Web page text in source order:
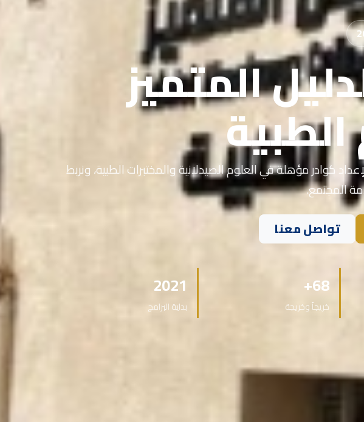
المتميز
كوادر مؤهلة في العلوم الصيدلانية والمختبرات الطبية، ونربط
المجتمع.
تواصل معنا
68+
خريجاً وخريجة
2021
بداية البرامج